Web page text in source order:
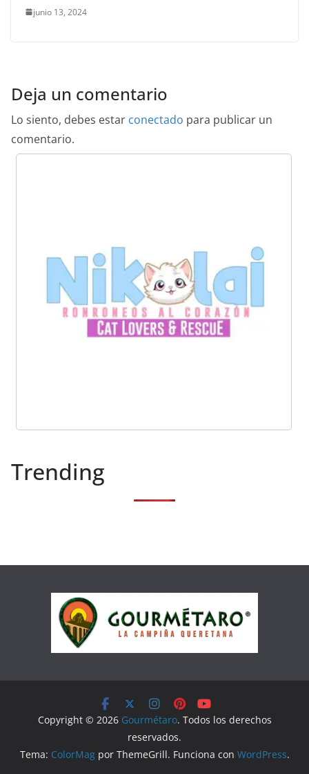
junio 13, 2024
Deja un comentario
Lo siento, debes estar conectado para publicar un
comentario.
Trending
Copyright © 2026 Gourmétaro. Todos los derechos
reservados.
Tema: ColorMagpor ThemeGrill. Funciona con WordPress.